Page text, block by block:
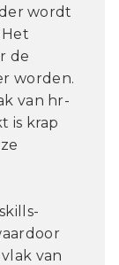
wordt
de
worden.
van hr-
is krap
van